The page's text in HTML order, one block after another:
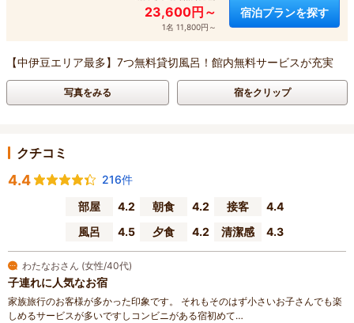
23,600円～
1名 11,800円～
宿泊プランを探す
【中伊豆エリア最多】7つ無料貸切風呂！館内無料サービスが充実
写真をみる 宿をクリップ
クチコミ
4.4
216件
部屋
4.2 朝食 4.2 接客
4.4
風呂
4.5 夕食 4.2 清潔感 4.3
わたなおさん (女性/40代)
子連れに人気なお宿
家族旅行のお客様が多かった印象です。 それもそのはず小さいお子さんでも楽
しめるサービスが多いですしコンビニがある宿初めて…